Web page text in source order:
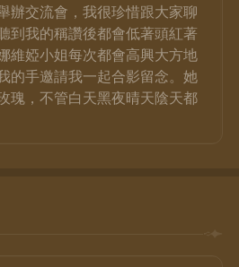
辦交流會，我很珍惜跟大家聊
到我的稱讚後都會低著頭紅著
維婭小姐每次都會高興大方地
的手邀請我一起合影留念。她
瑰，不管白天黑夜晴天陰天都